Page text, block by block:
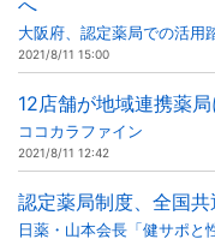
へ
大阪府、認定薬局での活用
2021/8/11 15:00
12店舗が地域連携薬
ココカラファイン
2021/8/11 12:42
認定薬局制度、全国
日薬・山本会長「健サポと